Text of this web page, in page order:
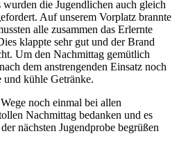
die Jugendlichen auch gleich
Auf unserem Vorplatz brannte
alle zusammen das Erlernte
klappte sehr gut und der Brand
Um den Nachmittag gemütlich
dem anstrengenden Einsatz noch
und kühle Getränke.
noch einmal bei allen
Nachmittag bedanken und es
nächsten Jugendprobe begrüßen